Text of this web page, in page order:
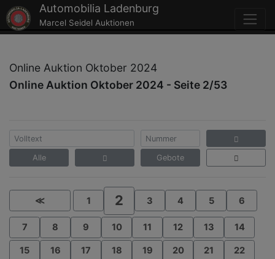
Automobilia Ladenburg
Marcel Seidel Auktionen
Online Auktion Oktober 2024
Online Auktion Oktober 2024 - Seite 2/53
Alle Gebote
≪ 1 2 3 4 5 6
7 8 9 10 11 12 13 14
15 16 17 18 19 20 21 22